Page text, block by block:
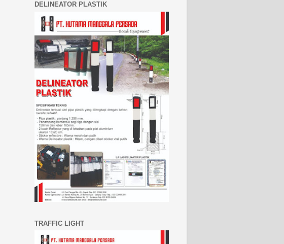
DELINEATOR PLASTIK
TRAFFIC LIGHT